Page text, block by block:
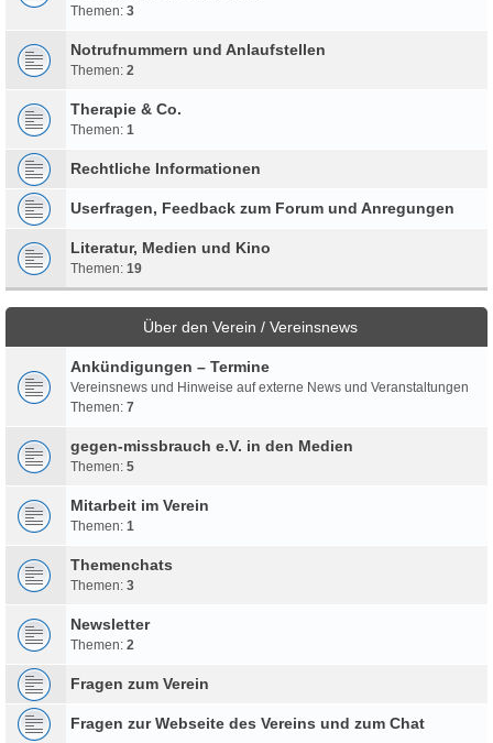
Themen: 3
Notrufnummern und Anlaufstellen
Themen: 2
Therapie & Co.
Themen: 1
Rechtliche Informationen
Userfragen, Feedback zum Forum und Anregungen
Literatur, Medien und Kino
Themen: 19
Über den Verein / Vereinsnews
Ankündigungen – Termine
Vereinsnews und Hinweise auf externe News und Veranstaltungen
Themen: 7
gegen-missbrauch e.V. in den Medien
Themen: 5
Mitarbeit im Verein
Themen: 1
Themenchats
Themen: 3
Newsletter
Themen: 2
Fragen zum Verein
Fragen zur Webseite des Vereins und zum Chat